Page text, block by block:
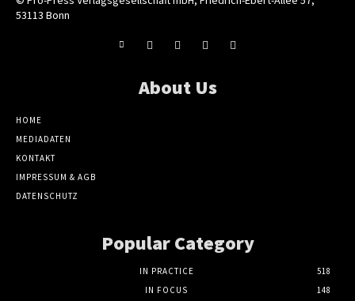
53113 Bonn
About Us
HOME
MEDIADATEN
KONTAKT
IMPRESSUM & AGB
DATENSCHUTZ
Popular Category
IN PRACTICE
518
IN FOCUS
148